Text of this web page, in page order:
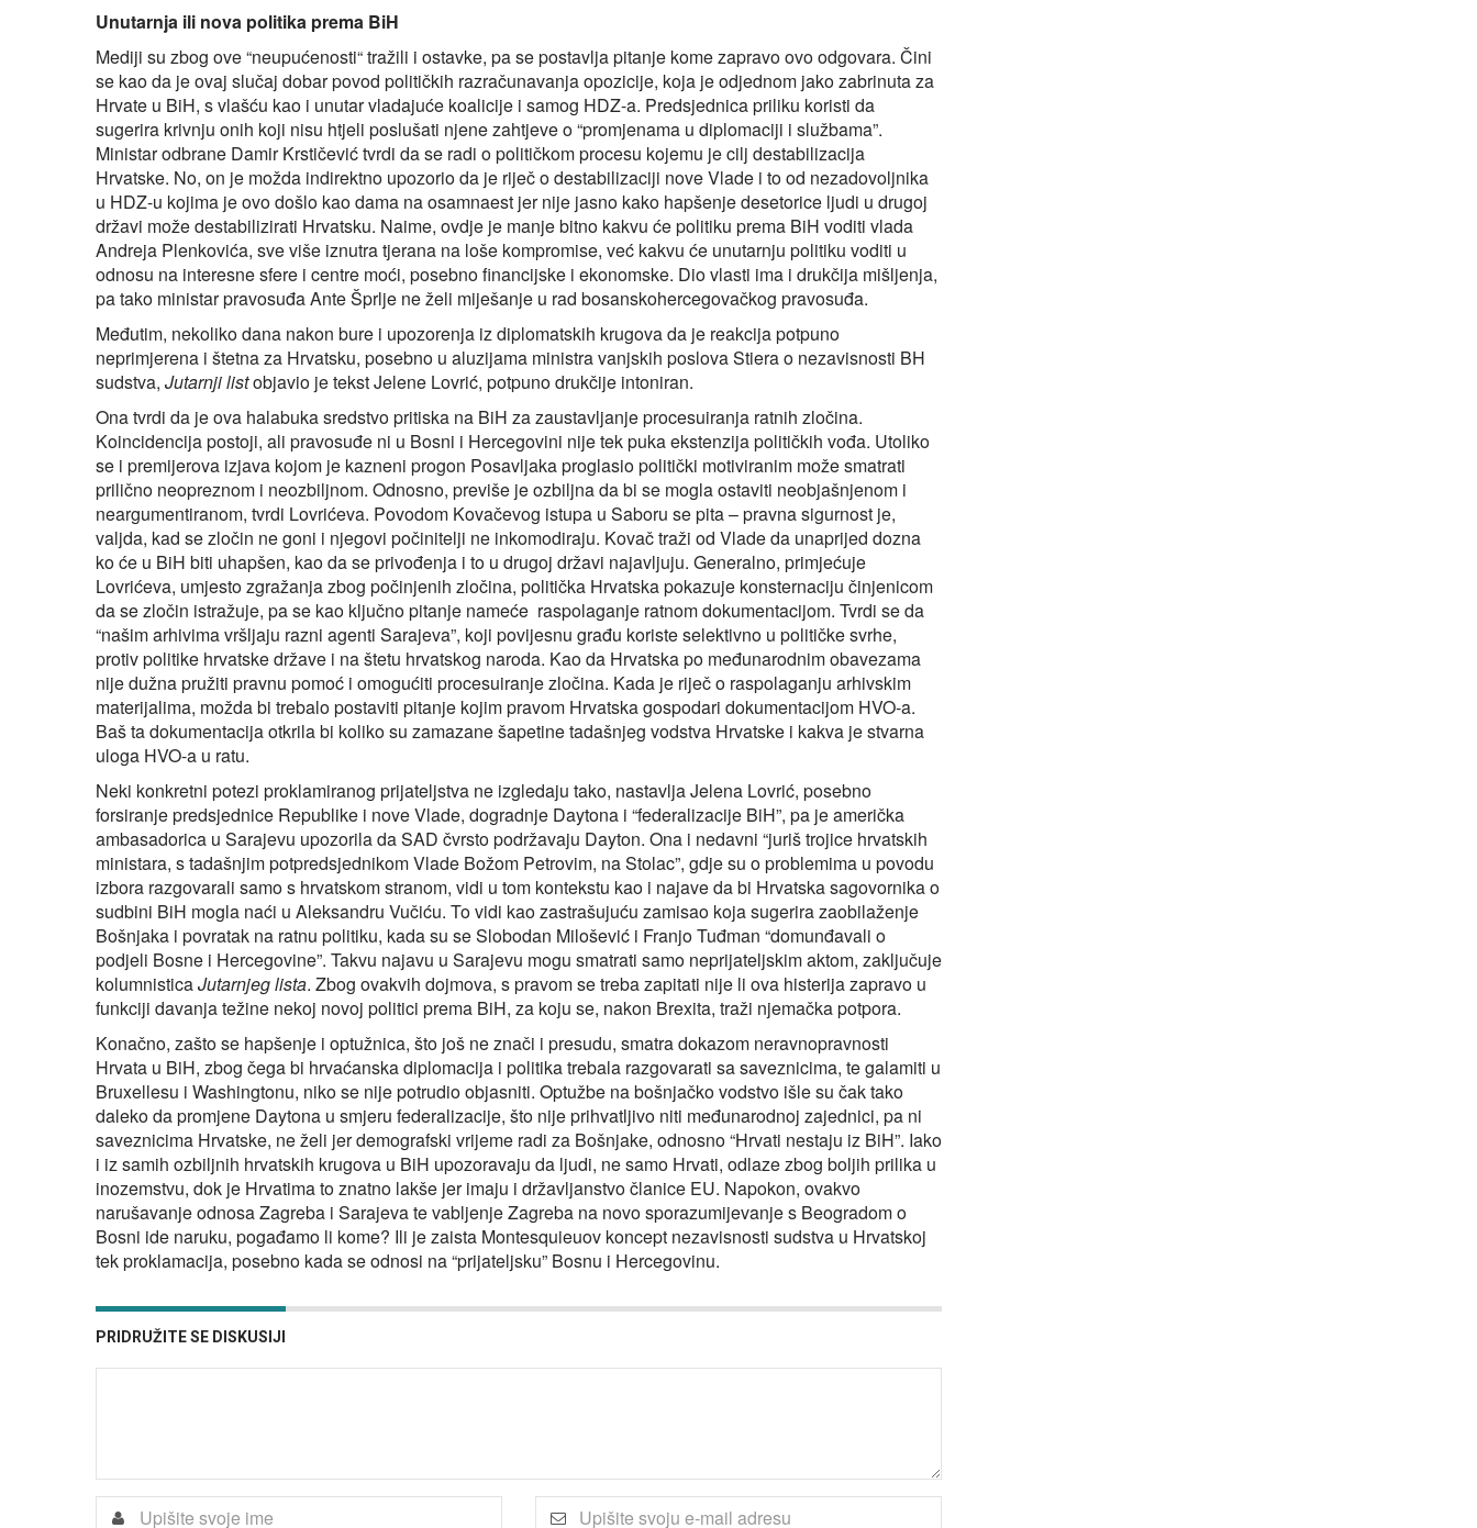
Unutarnja ili nova politika prema BiH
Mediji su zbog ove “neupućenosti“ tražili i ostavke, pa se postavlja pitanje kome zapravo ovo odgovara. Čini
se kao da je ovaj slučaj dobar povod političkih razračunavanja opozicije, koja je odjednom jako zabrinuta za
Hrvate u BiH, s vlašću kao i unutar vladajuće koalicije i samog HDZ-a. Predsjednica priliku koristi da
sugerira krivnju onih koji nisu htjeli poslušati njene zahtjeve o “promjenama u diplomaciji i službama”.
Ministar odbrane Damir Krstičević tvrdi da se radi o političkom procesu kojemu je cilj destabilizacija
Hrvatske. No, on je možda indirektno upozorio da je riječ o destabilizaciji nove Vlade i to od nezadovoljnika
u HDZ-u kojima je ovo došlo kao dama na osamnaest jer nije jasno kako hapšenje desetorice ljudi u drugoj
državi može destabilizirati Hrvatsku. Naime, ovdje je manje bitno kakvu će politiku prema BiH voditi vlada
Andreja Plenkovića, sve više iznutra tjerana na loše kompromise, već kakvu će unutarnju politiku voditi u
odnosu na interesne sfere i centre moći, posebno financijske i ekonomske. Dio vlasti ima i drukčija mišljenja,
pa tako ministar pravosuđa Ante Šprlje ne želi miješanje u rad bosanskohercegovačkog pravosuđa.
Međutim, nekoliko dana nakon bure i upozorenja iz diplomatskih krugova da je reakcija potpuno
neprimjerena i štetna za Hrvatsku, posebno u aluzijama ministra vanjskih poslova Stiera o nezavisnosti BH
sudstva, Jutarnji listobjavio je tekst Jelene Lovrić, potpuno drukčije intoniran.
Ona tvrdi da je ova halabuka sredstvo pritiska na BiH za zaustavljanje procesuiranja ratnih zločina.
Koincidencija postoji, ali pravosuđe ni u Bosni i Hercegovini nije tek puka ekstenzija političkih vođa. Utoliko
se i premijerova izjava kojom je kazneni progon Posavljaka proglasio politički motiviranim može smatrati
prilično neopreznom i neozbiljnom. Odnosno, previše je ozbiljna da bi se mogla ostaviti neobjašnjenom i
neargumentiranom, tvrdi Lovrićeva. Povodom Kovačevog istupa u Saboru se pita – pravna sigurnost je,
valjda, kad se zločin ne goni i njegovi počinitelji ne inkomodiraju. Kovač traži od Vlade da unaprijed dozna
ko će u BiH biti uhapšen, kao da se privođenja i to u drugoj državi najavljuju. Generalno, primjećuje
Lovrićeva, umjesto zgražanja zbog počinjenih zločina, politička Hrvatska pokazuje konsternaciju činjenicom
da se zločin istražuje, pa se kao ključno pitanje nameće raspolaganje ratnom dokumentacijom. Tvrdi se da
“našim arhivima vršljaju razni agenti Sarajeva”, koji povijesnu građu koriste selektivno u političke svrhe,
protiv politike hrvatske države i na štetu hrvatskog naroda. Kao da Hrvatska po međunarodnim obavezama
nije dužna pružiti pravnu pomoć i omogućiti procesuiranje zločina. Kada je riječ o raspolaganju arhivskim
materijalima, možda bi trebalo postaviti pitanje kojim pravom Hrvatska gospodari dokumentacijom HVO-a.
Baš ta dokumentacija otkrila bi koliko su zamazane šapetine tadašnjeg vodstva Hrvatske i kakva je stvarna
uloga HVO-a u ratu.
Neki konkretni potezi proklamiranog prijateljstva ne izgledaju tako, nastavlja Jelena Lovrić, posebno
forsiranje predsjednice Republike i nove Vlade, dogradnje Daytona i “federalizacije BiH”, pa je američka
ambasadorica u Sarajevu upozorila da SAD čvrsto podržavaju Dayton. Ona i nedavni “juriš trojice hrvatskih
ministara, s tadašnjim potpredsjednikom Vlade Božom Petrovim, na Stolac”, gdje su o problemima u povodu
izbora razgovarali samo s hrvatskom stranom, vidi u tom kontekstu kao i najave da bi Hrvatska sagovornika o
sudbini BiH mogla naći u Aleksandru Vučiću. To vidi kao zastrašujuću zamisao koja sugerira zaobilaženje
Bošnjaka i povratak na ratnu politiku, kada su se Slobodan Milošević i Franjo Tuđman “domunđavali o
podjeli Bosne i Hercegovine”. Takvu najavu u Sarajevu mogu smatrati samo neprijateljskim aktom, zaključuje
kolumnisticaJutarnjeg lista. Zbog ovakvih dojmova, s pravom se treba zapitati nije li ova histerija zapravo u
funkciji davanja težine nekoj novoj politici prema BiH, za koju se, nakon Brexita, traži njemačka potpora.
Konačno, zašto se hapšenje i optužnica, što još ne znači i presudu, smatra dokazom neravnopravnosti
Hrvata u BiH, zbog čega bi hrvaćanska diplomacija i politika trebala razgovarati sa saveznicima, te galamiti u
Bruxellesu i Washingtonu, niko se nije potrudio objasniti. Optužbe na bošnjačko vodstvo išle su čak tako
daleko da promjene Daytona u smjeru federalizacije, što nije prihvatljivo niti međunarodnoj zajednici, pa ni
saveznicima Hrvatske, ne želi jer demografski vrijeme radi za Bošnjake, odnosno “Hrvati nestaju iz BiH”. Iako
i iz samih ozbiljnih hrvatskih krugova u BiH upozoravaju da ljudi, ne samo Hrvati, odlaze zbog boljih prilika u
inozemstvu, dok je Hrvatima to znatno lakše jer imaju i državljanstvo članice EU. Napokon, ovakvo
narušavanje odnosa Zagreba i Sarajeva te vabljenje Zagreba na novo sporazumijevanje s Beogradom o
Bosni ide naruku, pogađamo li kome? Ili je zaista Montesquieuov koncept nezavisnosti sudstva u Hrvatskoj
tek proklamacija, posebno kada se odnosi na “prijateljsku” Bosnu i Hercegovinu.
PRIDRUŽITE SE DISKUSIJI